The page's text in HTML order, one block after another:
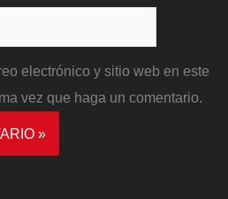
electrónico y sitio web en este
vez que haga un comentario.